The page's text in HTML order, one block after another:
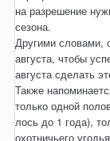
на разрешение
сезона.
Другими словами,
августа, чтобы
августа сделать
Также
только одной
лось до 1 года),
охотничьего